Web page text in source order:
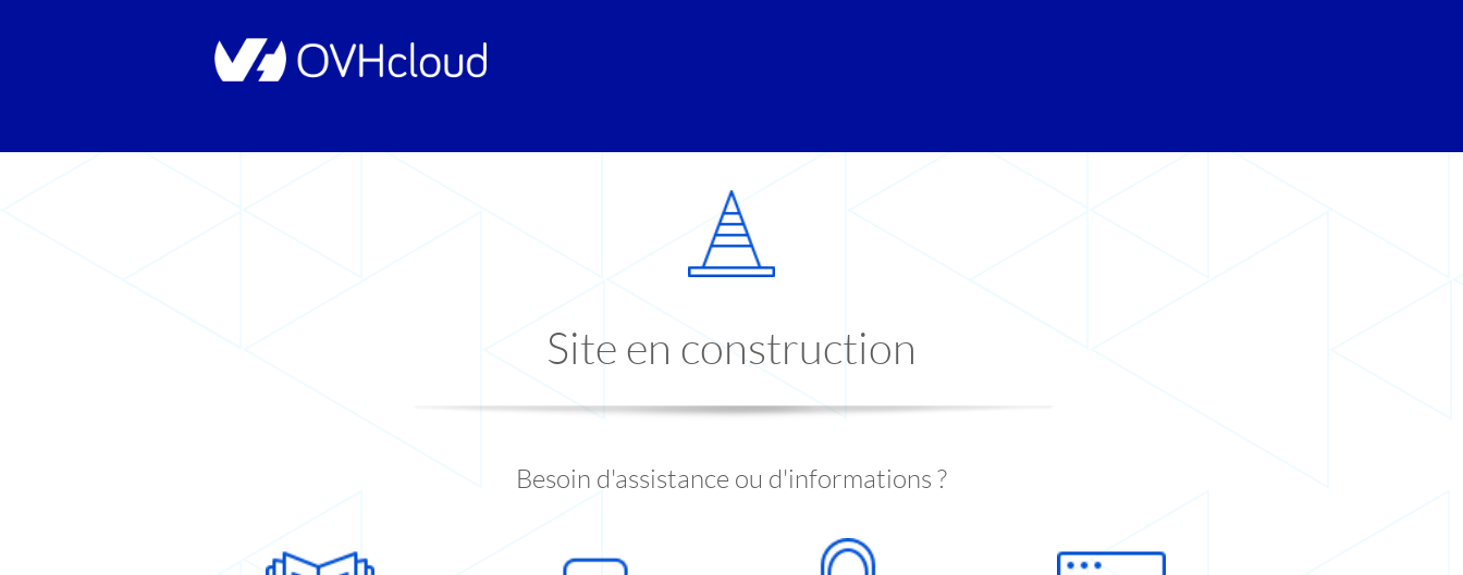
Site en construction
Besoin d'assistance ou d'informations ?